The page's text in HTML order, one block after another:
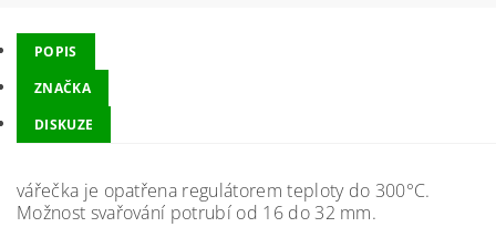
POPIS
ZNAČKA
DISKUZE
vářečka je opatřena regulátorem teploty do 300°C.
Možnost svařování potrubí od 16 do 32 mm.